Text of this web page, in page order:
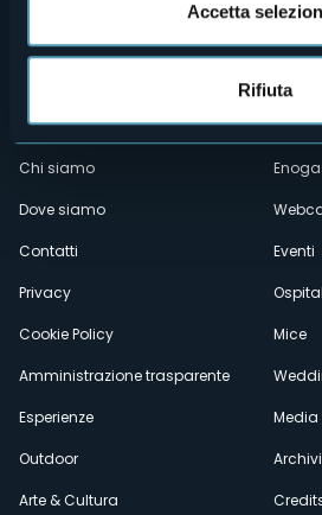
Accetta
Rifiuta
Menù
secondario
Chi siamo
Dove siamo
Contatti
Privacy
Cookie Policy
Amministrazione trasparente
Esperienze
Outdoor
Arte & Cultura
Eventi
Mice
Media